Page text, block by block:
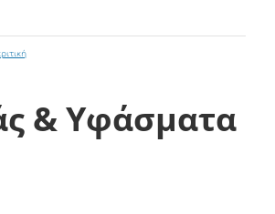
& Υφάσματα